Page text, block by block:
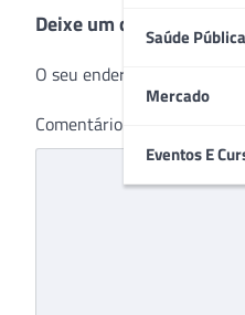
Saúde Pública
Mercado
Eventos E
Post
Deixe um comentário
O seu endereço de e-mail
Comentário